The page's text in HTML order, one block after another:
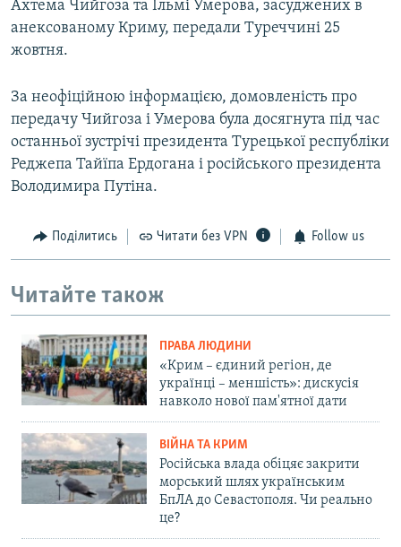
Ахтема Чийгоза та Ільмі Умерова, засуджених в
анексованому Криму, передали Туреччині 25
жовтня.
За неофіційною інформацією, домовленість про
передачу Чийгоза і Умерова була досягнута під час
останньої зустрічі президента Турецької республіки
Реджепа Тайїпа Ердогана і російського президента
Володимира Путіна.
Поділитись Читати без VPN Follow us
Читайте також
ПРАВА ЛЮДИНИ
«Крим – єдиний регіон, де
українці – меншість»: дискусія
навколо нової пам'ятної дати
ВІЙНА ТА КРИМ
Російська влада обіцяє закрити
морський шлях українським
БпЛА до Севастополя. Чи реально
це?